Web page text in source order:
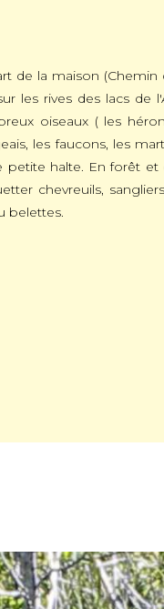
de la maison (Chemin
les rives des lacs de
oiseaux ( les
les faucons, les
petite halte. En forêt et
chevreuils,
belettes.